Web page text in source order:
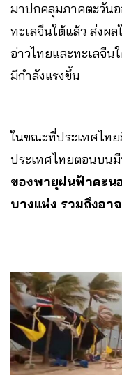
มาปกคลุมภาคตะวัน
ทะเลจีนใต้แล้ว ส่งผ
อ่าวไทยและทะเลจีน
มีกำลังแรงขึ้น
ในขณะที่ประเทศไท
ประเทศไทยตอนบน
ของพายุฝนฟ้าคะน
บางแห่ง รวมถึงอา